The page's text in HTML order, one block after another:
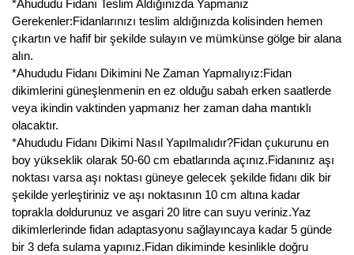
*Ahududu Fidanı Teslim Aldığınızda Yapmanız
Gerekenler:Fidanlarınızı teslim aldığınızda kolisinden hemen
çıkartın ve hafif bir şekilde sulayın ve mümkünse gölge bir alana
alın.
*Ahududu Fidanı Dikimini Ne Zaman Yapmalıyız:Fidan
dikimlerini güneşlenmenin en ez olduğu sabah erken saatlerde
veya ikindin vaktinden yapmanız her zaman daha mantıklı
olacaktır.
*Ahududu Fidanı Dikimi Nasıl Yapılmalıdır?Fidan çukurunu en
boy yükseklik olarak 50-60 cm ebatlarında açınız.Fidanınız aşı
noktası varsa aşı noktası güneye gelecek şekilde fidanı dik bir
şekilde yerleştiriniz ve aşı noktasının 10 cm altına kadar
toprakla doldurunuz ve asgari 20 litre can suyu veriniz.Yaz
dikimlerlerinde fidan adaptasyonu sağlayıncaya kadar 5 günde
bir 3 defa sulama yapınız.Fidan dikiminde kesinlikle doğru
Longan Fidanı
Malta Eriği Fidanı
Mango Fidanı
Murt Fidanı
Muşmula Fidanı
Muz Fidanı